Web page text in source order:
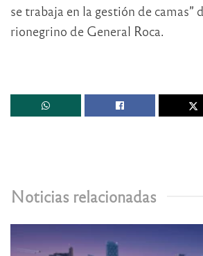
se trabaja en la gestión de camas”
rionegrino de General Roca.
Noticias relacionadas